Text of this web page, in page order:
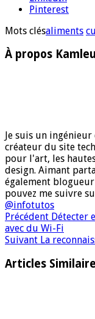
Pinterest
Mots clésaliments
À propos
Je suis un
créateur du site
pour l'art, les
design. Aimant
également
pouvez me suivre
@infotutos
Précédent Détecter
avec du Wi-Fi
Suivant La
Articles